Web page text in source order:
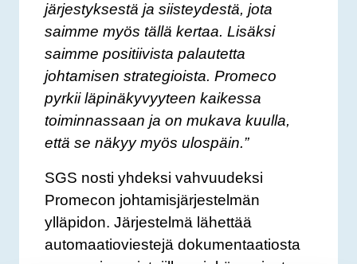
järjestyksestä ja siisteydestä, jota
saimme myös tällä kertaa. Lisäksi
saimme positiivista palautetta
johtamisen strategioista. Promeco
pyrkii läpinäkyvyyteen kaikessa
toiminnassaan ja on mukava kuulla,
että se näkyy myös ulospäin.”
SGS nosti yhdeksi vahvuudeksi
Promecon johtamisjärjestelmän
ylläpidon. Järjestelmä lähettää
automaatioviestejä dokumentaatiosta